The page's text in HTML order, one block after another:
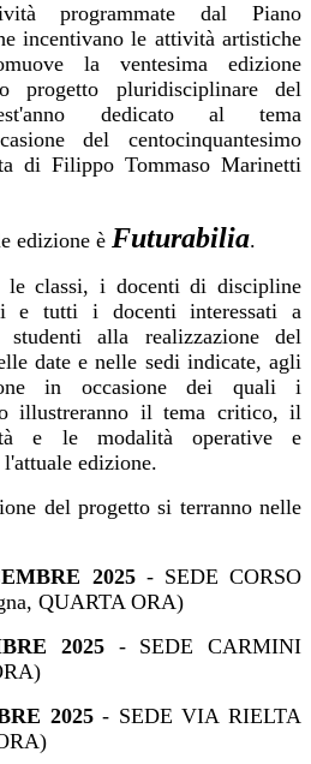
programmate dal Piano
incentivano le attività artistiche
la ventesima edizione
progetto pluridisciplinare del
dedicato al tema
del centocinquantesimo
di Filippo Tommaso Marinetti
edizione è Futurabilia.
le classi, i docenti di discipline
e tutti i docenti interessati a
alla realizzazione del
date e nelle sedi indicate, agli
in occasione dei quali i
illustreranno il tema critico, il
e le modalità operative e
edizione.
del progetto si terranno nelle
2025 - SEDE CORSO
QUARTA ORA)
2025 - SEDE CARMINI
2025- SEDE VIA RIELTA